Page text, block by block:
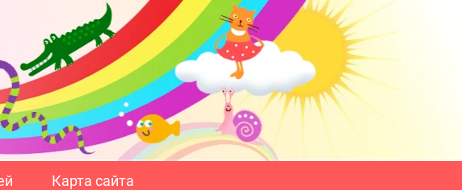
Карта сайта